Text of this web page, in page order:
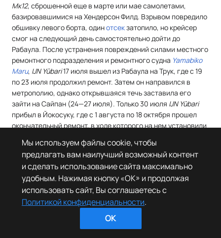
Мк12, сброшенной еще в марте или мае самолетами,
базировавшимися на Хендерсон Филд. Взрывом повредило
обшивку левого борта, одинотсекзатопило, но крейсер
смог на следующий день самостоятельно дойти до
Рабаула. После устранения повреждений силами местного
ремонтного подразделения и ремонтного судна Yamabiko
Maru, IJN Yūbari17 июля вышел из Рабаула на Трук, где с 19
по 23 июля продолжил ремонт. Затем он направился в
метрополию, однако открывшаяся течь заставила его
зайти на Сайпан (24—27 июля). Только 30 июля IJN Yūbari
прибыл в Йокосуку, где с 1 августа по 18 октября прошел
окончательный ремонт, в ходе которого на нем установили
18 октябряIJN Yūbariпокинул Йокосуку, и после учебного
плавания перешёл в Рабаул 3 ноября. На следующий день
он прикрывал конвойдо Кавиенга и при налёте был
повреждён близкими разрывами. 11 ноября крейсер также
получил повреждения при ударе по Рабаулу силами
соединения. Однако повреждения оказались
Мы используем файлы cookie, чтобы
предлагать вам наилучший возможный контент
и сделать использование сайта максимально
удобным. Нажимая кнопку «OK» и продолжая
использовать сайт, Вы соглашаетесь с
Политикой конфиденциальности.
OK